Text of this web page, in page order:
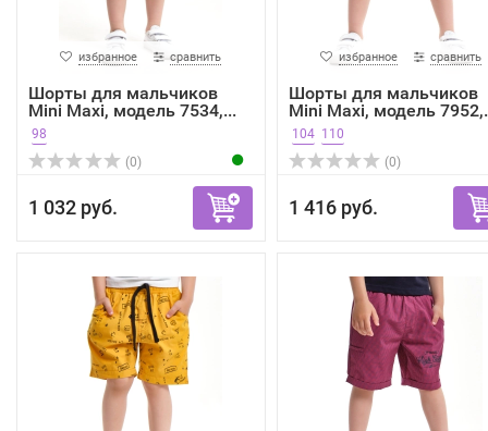
избранное сравнить
Шорты для мальчиков
Mini Maxi, модель 7534,...
98
(0)
1 032 руб.
избранное сравнить
Шорты для мальчиков
Mini Maxi, модель
104 110
(0)
1 416 руб.